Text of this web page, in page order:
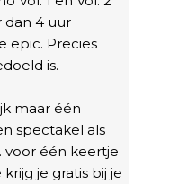
4 uur
epic. Precies
is.
maar één
spectakel als
voor één keertje
je gratis bij je